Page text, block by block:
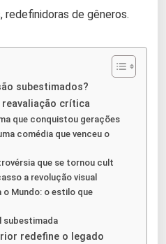
redefinidoras de gêneros.
subestimados?
reavaliação crítica
que conquistou gerações
comédia que venceu o
que se tornou cult
a revolução visual
Mundo: o estilo que
subestimada
redefine o legado